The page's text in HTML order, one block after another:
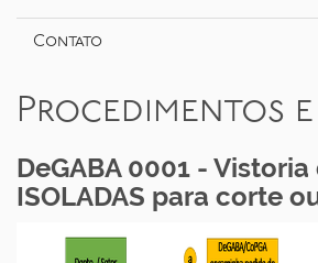
Contato
Procedimentos
DeGABA 0001 -
ISOLADAS para corte